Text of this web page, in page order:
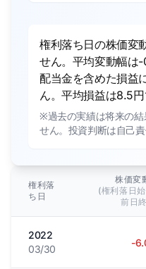
権利落ち日の株価変
せん。平均変動幅は-
配当金を含めた損益
ん。平均損益は8.5円
※過去の実績は将来の結
せん。投資判断は自己
権利落
ち日
株価変
(権利落日
前日
2022
03/30
-